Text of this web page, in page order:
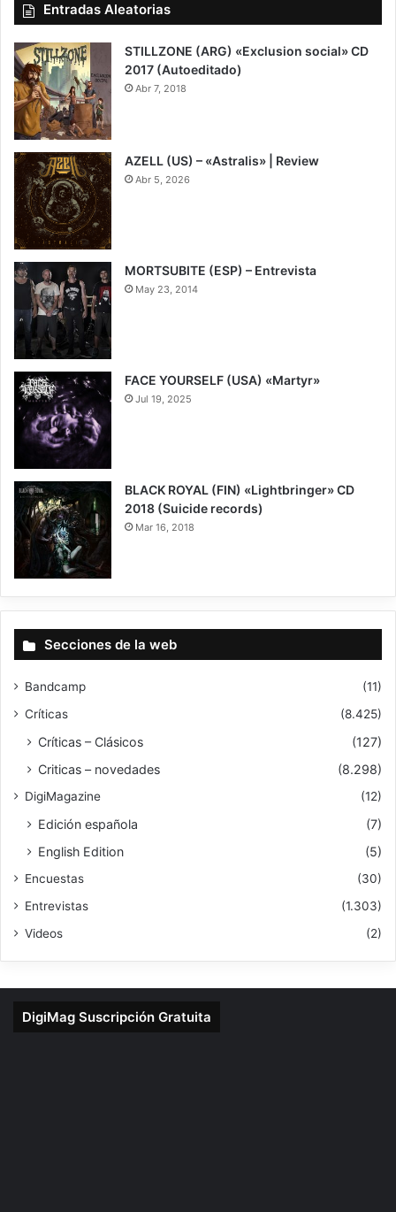
Entradas Aleatorias
6
STILLZONE (ARG) «Exclusion social» CD
2017 (Autoeditado)
Abr 7, 2018
7.5
AZELL (US) – «Astralis» | Review
Abr 5, 2026
MORTSUBITE (ESP) – Entrevista
May 23, 2014
FACE YOURSELF (USA) «Martyr»
Jul 19, 2025
BLACK ROYAL (FIN) «Lightbringer» CD
2018 (Suicide records)
Mar 16, 2018
Secciones de la web
Bandcamp
(11)
Críticas
(8.425)
Críticas – Clásicos
(127)
Criticas – novedades
(8.298)
DigiMagazine (12)
Edición española
(7)
English Edition
(5)
Encuestas
(30)
Entrevistas
(1.303)
Videos
(2)
DigiMag Suscripción Gratuita